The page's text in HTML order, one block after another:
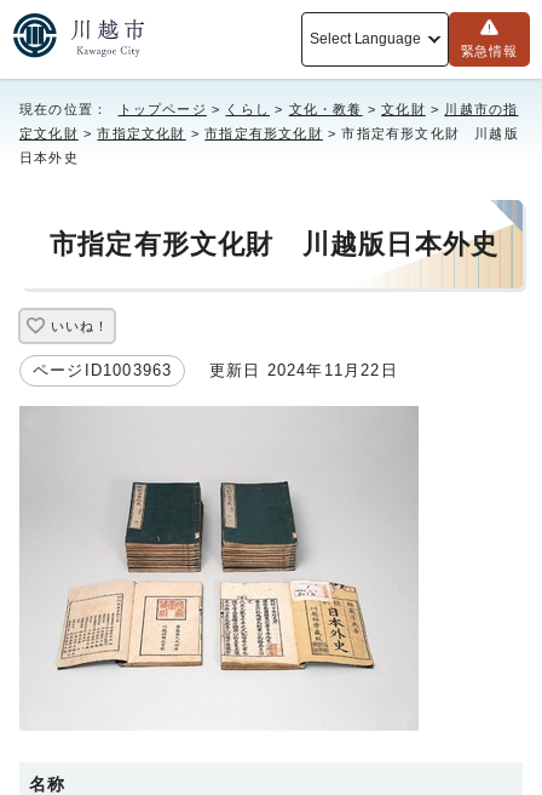
Select Language
緊急情報
現在の位置： トップページ > くらし > 文化・教養 >文化財 >
川越市の指
定文化財 >市指定文化財 >市指定有形文化財 > 市指定有形文化財 川越版
日本外史
市指定有形文化財 川越版日本外史
いいね！
ページID1003963 更新日 2024年11月22日
名称